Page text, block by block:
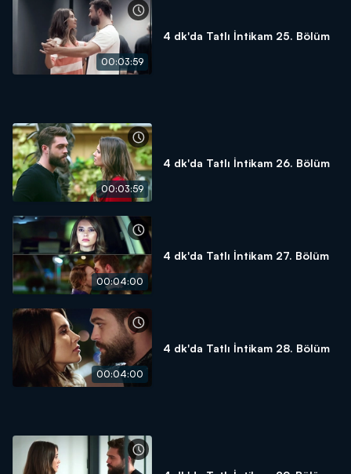
00:03:59
4 dk'da Tatlı İntikam 25. Bölüm
00:03:59
4 dk'da Tatlı İntikam 26. Bölüm
00:04:00
4 dk'da Tatlı İntikam 27. Bölüm
00:04:00
4 dk'da Tatlı İntikam 28. Bölüm